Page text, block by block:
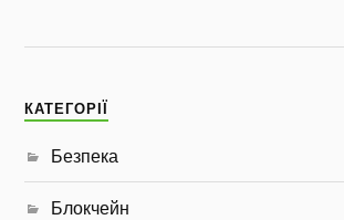
КАТЕГОРІЇ
Безпека
Блокчейн